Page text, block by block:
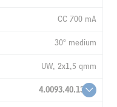
CC 700 mA
30° medium
UW, 2x1,5 qmm
4.0093.40.13